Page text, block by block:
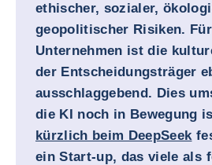
ethischer, sozialer,
geopolitischer Risiken.
Unternehmen ist die
der Entscheidungsträger
ausschlaggebend. Dies
die KI noch in Bewegung
kürzlich beim DeepSeek
ein Start-up, das viele als